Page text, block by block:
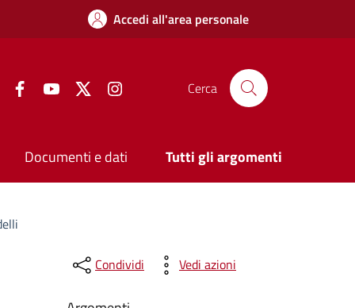
Accedi all'area personale
FacebookYouTube Twitter Cerca
Documenti e dati Tutti gli argomenti
Condividi Vedi azioni